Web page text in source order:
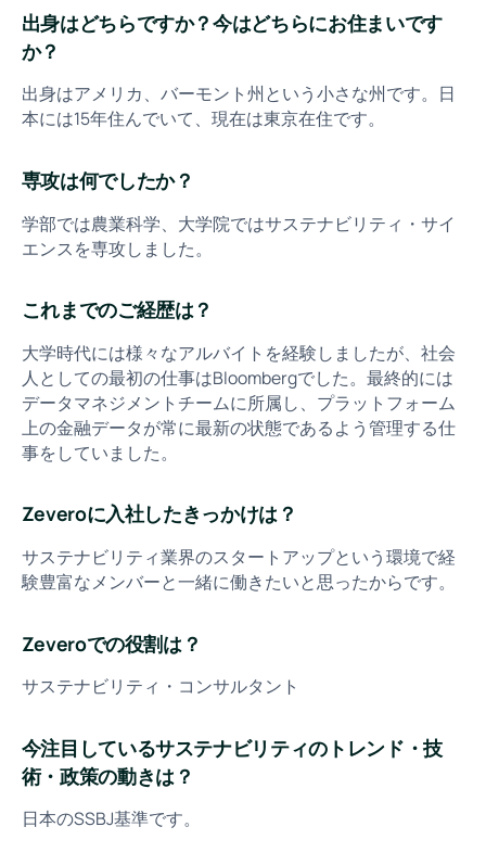
出身はどちらですか？今はどちらにお住まいです
か？
出身はアメリカ、バーモント州という小さな州です。日
本には15年住んでいて、現在は東京在住です。
専攻は何でしたか？
学部では農業科学、大学院ではサステナビリティ・サイ
エンスを専攻しました。
これまでのご経歴は？
大学時代には様々なアルバイトを経験しましたが、社会
人としての最初の仕事はBloombergでした。最終的には
データマネジメントチームに所属し、プラットフォーム
上の金融データが常に最新の状態であるよう管理する仕
事をしていました。
Zeveroに入社したきっかけは？
サステナビリティ業界のスタートアップという環境で経
験豊富なメンバーと一緒に働きたいと思ったからです。
Zeveroでの役割は？
サステナビリティ・コンサルタント
今注目しているサステナビリティのトレンド・技
術・政策の動きは？
日本のSSBJ基準です。